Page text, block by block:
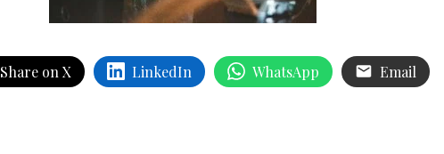
Share on X LinkedIn WhatsApp Email